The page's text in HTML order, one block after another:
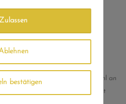
★★
eine beeindruckende Auswahl an
europäische Tees aufzunehmen, ist
bestätigen